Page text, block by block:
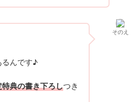
るんです♪
典の書き下ろしつき
そのえ